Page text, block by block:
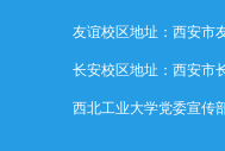
友谊校区地址：西安市
长安校区地址：西安市
西北工业大学党委宣传